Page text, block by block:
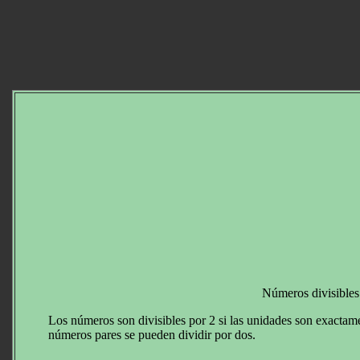
Números
Los números son divisibles por 2 si las unidades son
números pares se pueden dividir por dos.